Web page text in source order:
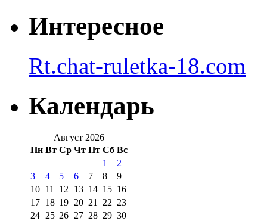
Интересное
Rt.chat-ruletka-18.com
Календарь
Август 2026
Пн Вт Ср Чт Пт Сб Вс
1
2
3
4 5 6 7 8
9
10 11 12 13 14 15 16
17 18 19 20 21 22 23
24 25 26 27 28 29 30